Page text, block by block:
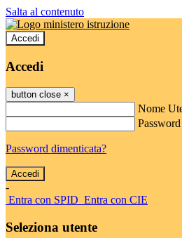
Salta al contenuto
Accedi
Accedi
button close ×
Nome
Password
Password dimenticata?
-
Entra con SPID Entra con CIE
Seleziona utente